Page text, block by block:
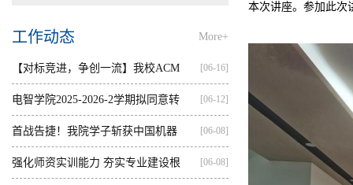
工作动态 More+
【对标竞进，争创一流】我校ACM
集训...
[06-16]
电智学院2025-2026-2学期拟同意转
出...
[06-12]
首战告捷！我院学子斩获中国机器
人...
[06-08]
强化师资实训能力 夯实专业建设根 [06-08]
本次讲座。参加此次